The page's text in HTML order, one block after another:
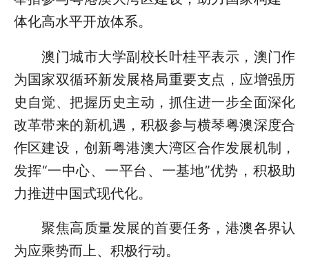
体化高水平开放体系。
澳门城市大学副校长叶桂平表示，澳门作
为国家双循环新发展格局重要支点，应增强历
史自觉、把握历史主动，抓住进一步全面深化
改革带来的新机遇，积极参与横琴粤澳深度合
作区建设，创新粤港澳大湾区合作发展机制，
发挥“一中心、一平台、一基地”优势，积极助
力推进中国式现代化。
聚焦高质量发展的首要任务，港澳各界认
为应乘势而上、积极行动。